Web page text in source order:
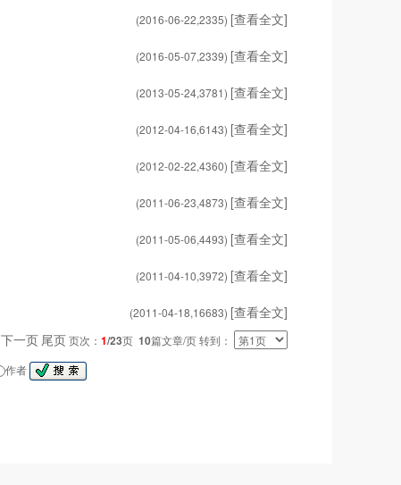
(2016-06-22,2335) [查看全文]
(2016-05-07,2339) [查看全文]
(2013-05-24,3781) [查看全文]
(2012-04-16,6143) [查看全文]
(2012-02-22,4360) [查看全文]
(2011-06-23,4873) [查看全文]
(2011-05-06,4493) [查看全文]
(2011-04-10,3972) [查看全文]
(2011-04-18,16683) [查看全文]
下一页 尾页页次： 1/23页 10篇文章/页 转到：
作者